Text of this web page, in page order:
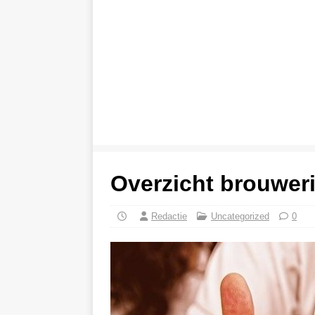
Overzicht
Redactie Uncategorized 0